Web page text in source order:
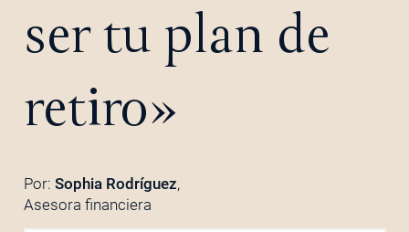
ser tu plan de
retiro»
Por: Sophia Rodríguez,
Asesora financiera